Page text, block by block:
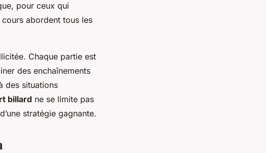
pour ceux qui
abordent tous les
Chaque partie est
des enchaînements
des situations
billard ne se limite pas
stratégie gagnante.